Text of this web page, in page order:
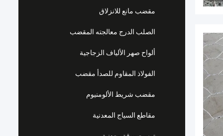
مقضب مانع للانزلاق
الصلب الدرج معالجته المقضب
ألواح صهر الألياف الزجاجية
الفولاذ المقاوم للصدأ مقضب
مقضب شريط الألومنيوم
مقاطع السياج المعدنية